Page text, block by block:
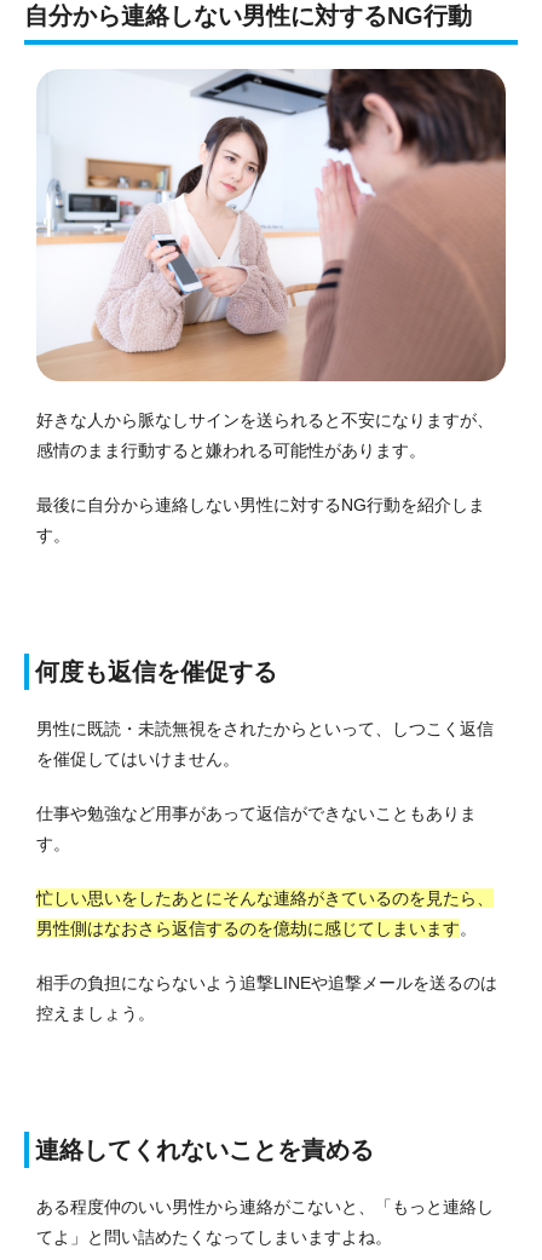
自分から連絡しない男性に対するNG行動
好きな人から脈なしサインを送られると不安になりますが、
感情のまま行動すると嫌われる可能性があります。
最後に自分から連絡しない男性に対するNG行動を紹介しま
す。
何度も返信を催促する
男性に既読・未読無視をされたからといって、しつこく返信
を催促してはいけません。
仕事や勉強など用事があって返信ができないこともありま
す。
忙しい思いをしたあとにそんな連絡がきているのを見たら、
男性側はなおさら返信するのを億劫に感じてしまいます。
相手の負担にならないよう追撃LINEや追撃メールを送るのは
控えましょう。
連絡してくれないことを責める
ある程度仲のいい男性から連絡がこないと、「もっと連絡し
てよ」と問い詰めたくなってしまいますよね。